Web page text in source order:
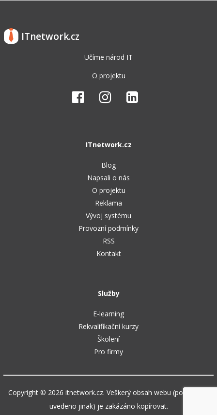
ITnetwork.cz
Učíme národ IT
O projektu
ITnetwork.cz
Blog
Napsali o nás
O projektu
Reklama
Vývoj systému
Provozní podmínky
RSS
Kontakt
Služby
E-learning
Rekvalifikační kurzy
Školení
Pro firmy
Copyright © 2026 itnetwork.cz. Veškerý obsah webu (pokud není
uvedeno jinak) je zakázáno kopírovat.